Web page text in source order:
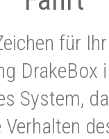
für
DrakeBox
System,